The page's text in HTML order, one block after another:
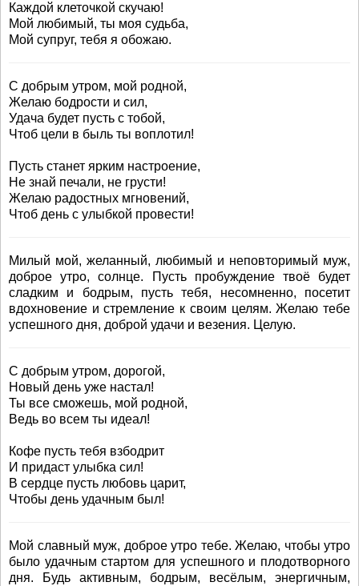
Каждой клеточкой скучаю!
Мой любимый, ты моя судьба,
Мой супруг, тебя я обожаю.
С добрым утром, мой родной,
Желаю бодрости и сил,
Удача будет пусть с тобой,
Чтоб цели в быль ты воплотил!
Пусть станет ярким настроение,
Не знай печали, не грусти!
Желаю радостных мгновений,
Чтоб день с улыбкой провести!
Милый мой, желанный, любимый и неповторимый муж,
доброе утро, солнце. Пусть пробуждение твоё будет
сладким и бодрым, пусть тебя, несомненно, посетит
вдохновение и стремление к своим целям. Желаю тебе
успешного дня, доброй удачи и везения. Целую.
С добрым утром, дорогой,
Новый день уже настал!
Ты все сможешь, мой родной,
Ведь во всем ты идеал!
Кофе пусть тебя взбодрит
И придаст улыбка сил!
В сердце пусть любовь царит,
Чтобы день удачным был!
Мой славный муж, доброе утро тебе. Желаю, чтобы утро
было удачным стартом для успешного и плодотворного
дня. Будь активным, бодрым, весёлым, энергичным,